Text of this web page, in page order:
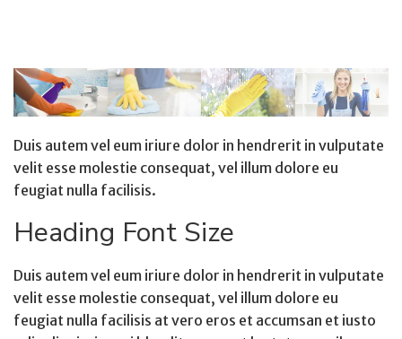
Duis autem vel eum iriure dolor in hendrerit in vulputate
velit esse molestie consequat, vel illum dolore eu
feugiat nulla facilisis.
Heading Font Size
Duis autem vel eum iriure dolor in hendrerit in vulputate
velit esse molestie consequat, vel illum dolore eu
feugiat nulla facilisis at vero eros et accumsan et iusto